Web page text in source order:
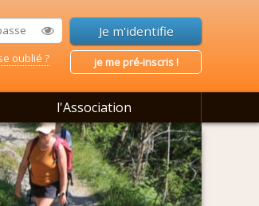
oublié ? je me pré-inscris !
l'Association